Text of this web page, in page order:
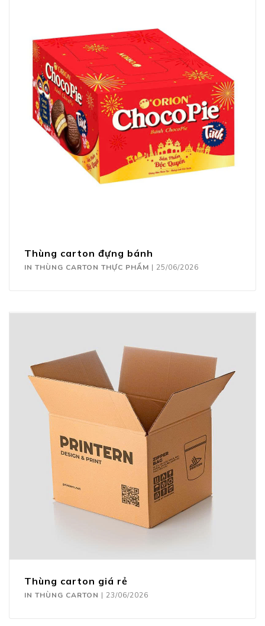
Thùng carton đựng bánh
IN THÙNG CARTON THỰC PHẨM | 25/06/2026
Thùng carton giá rẻ
IN THÙNG CARTON | 23/06/2026